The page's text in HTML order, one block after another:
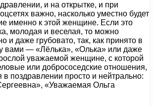
и на открытке, и при
важно, насколько уместно будет
именно к этой женщине. Если это
молодая и веселая, то можно
и даже грубовато, так, как принято в
вами — «Лёлька», «Олька» или даже
уважаемой женщине, с которой
или добрососедские отношения,
в поздравлении просто и нейтрально:
«Уважаемая Ольга